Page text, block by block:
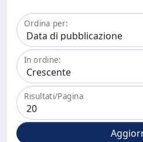
Ordina per:
In ordine:
Risultati/Pagina